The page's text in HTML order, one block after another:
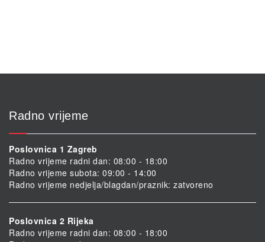
Radno vrijeme
Poslovnica 1 Zagreb
Radno vrijeme radni dan: 08:00 - 18:00
Radno vrijeme subota: 09:00 - 14:00
Radno vrijeme nedjelja/blagdan/praznik: zatvoreno
Poslovnica 2 Rijeka
Radno vrijeme radni dan: 08:00 - 18:00